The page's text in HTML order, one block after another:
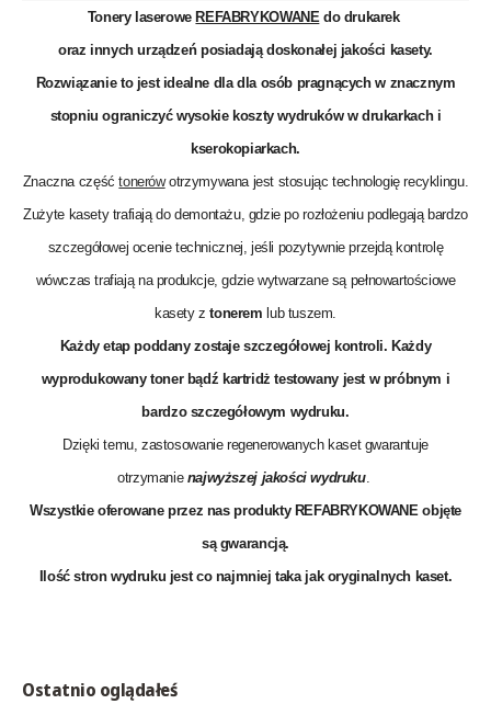
Tonery laserowe REFABRYKOWANEdo drukarek
oraz innych urządzeń posiadają doskonałej jakości kasety.
Rozwiązanie to jest idealne dla dla osób pragnących w znacznym
stopniu ograniczyć wysokie koszty wydruków w drukarkach i
kserokopiarkach.
Znaczna częśćtonerówotrzymywana jest stosując technologię recyklingu.
Zużyte kasety trafiają do demontażu, gdzie po rozłożeniu podlegają bardzo
szczegółowej ocenie technicznej, jeśli pozytywnie przejdą kontrolę
wówczas trafiają na produkcje, gdzie wytwarzane są pełnowartościowe
kasety z tonerem lub tuszem.
Każdy etap poddany zostaje szczegółowej kontroli. Każdy
wyprodukowany toner bądź kartridż testowany jest w próbnym i
bardzo szczegółowym wydruku.
Dzięki temu, zastosowanie regenerowanych kaset gwarantuje
otrzymanie najwyższej jakości wydruku.
Wszystkie oferowane przez nas produkty REFABRYKOWANE objęte
sągwarancją.
Ilość stron wydruku jest co najmniej taka jak oryginalnych kaset.
Ostatnio oglądałeś